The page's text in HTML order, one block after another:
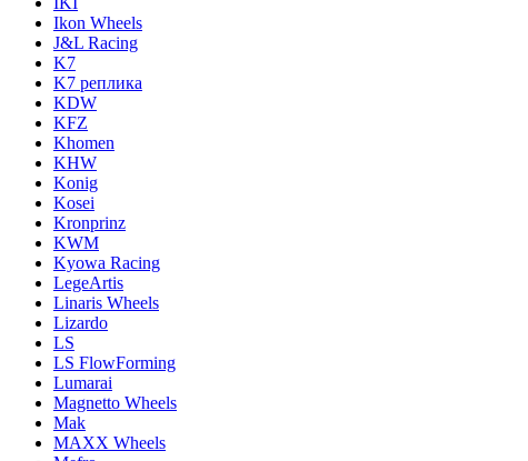
Ikon Wheels
J&L Racing
K7
K7 реплика
KDW
KFZ
Khomen
KHW
Konig
Kosei
Kronprinz
KWM
Kyowa Racing
LegeArtis
Linaris Wheels
Lizardo
LS
LS FlowForming
Lumarai
Magnetto Wheels
Mak
MAXX Wheels